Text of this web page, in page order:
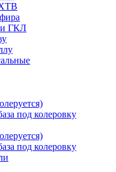
и ГКЛ
под колеровку
под колеровку